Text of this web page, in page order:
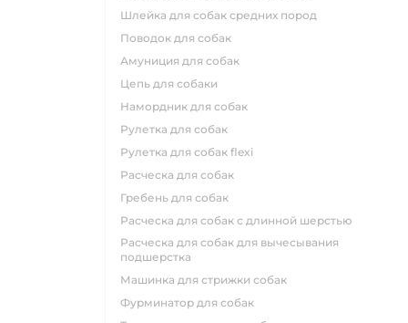
шлейка для собак средних пород
поводок для собак
амуниция для собак
цепь для собаки
намордник для собак
рулетка для собак
рулетка для собак flexi
расческа для собак
гребень для собак
расческа для собак с длинной шерстью
расческа для собак для вычесывания
подшерстка
машинка для стрижки собак
фурминатор для собак